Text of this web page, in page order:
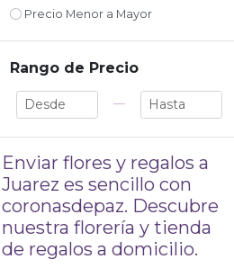
Precio Menor a Mayor
Rango de Precio
—
Enviar flores y regalos a
Juarez es sencillo con
coronasdepaz. Descubre
nuestra florería y tienda
de regalos a domicilio.